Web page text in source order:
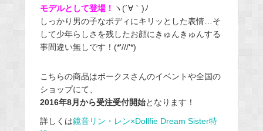
モデルとして登場！ ヽ(´∀｀)ﾉ
しっかり男の子なボディにキリッとした表情…そ
して少年らしさを残したお顔にきゅんきゅんする
事間違い無しです！(*'///'*)
こちらの商品はボークスさんのイベントや全国の
ショップにて、
2016年8月から受注受付開始となります！
詳しくは鏡音リン・レン×Dollfie Dream Sister特